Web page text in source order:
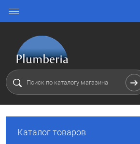
Каталог товаров